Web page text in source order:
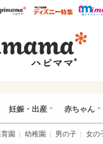
ぴあ総研ハピママ* ウレ
妊娠・出産 赤ちゃん
園 幼稚園 男の子 女の